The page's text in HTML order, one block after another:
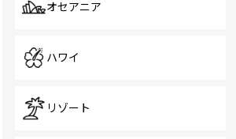
オセアニア
ハワイ
リゾート